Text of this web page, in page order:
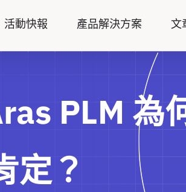
活動快報 產品解決方案 文
PLM 為
定？